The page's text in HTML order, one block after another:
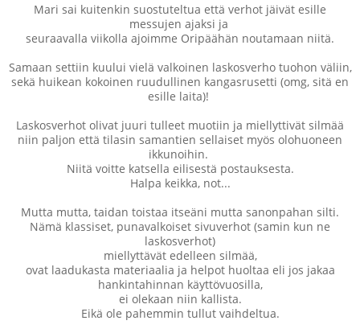
Mari sai kuitenkin suostuteltua että verhot jäivät esille
messujen ajaksi ja
seuraavalla viikolla ajoimme Oripäähän noutamaan niitä.
Samaan settiin kuului vielä valkoinen laskosverho tuohon väliin,
sekä huikean kokoinen ruudullinen kangasrusetti (omg, sitä en
esille laita)!
Laskosverhot olivat juuri tulleet muotiin ja miellyttivät silmää
niin paljon että tilasin samantien sellaiset myös olohuoneen
ikkunoihin.
Niitä voitte katsella eilisestä postauksesta.
Halpa keikka, not...
Mutta mutta, taidan toistaa itseäni mutta sanonpahan silti.
Nämä klassiset, punavalkoiset sivuverhot (samin kun ne
laskosverhot)
miellyttävät edelleen silmää,
ovat laadukasta materiaalia ja helpot huoltaa eli jos jakaa
hankintahinnan käyttövuosilla,
ei olekaan niin kallista.
Eikä ole pahemmin tullut vaihdeltua.